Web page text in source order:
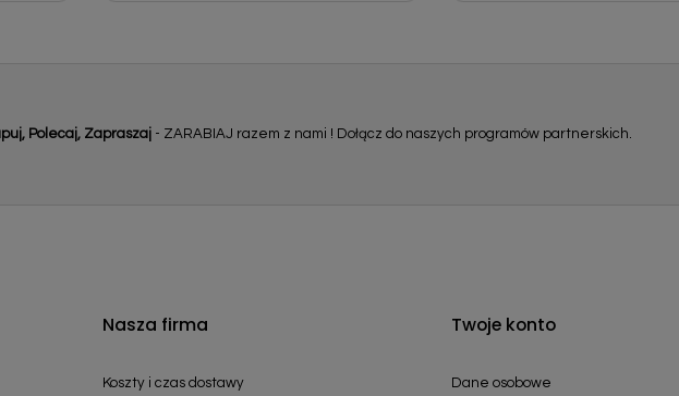
Polecaj, Zapraszaj - ZARABIAJ razem z nami ! Dołącz do naszych programów partnerskich.
Nasza firma
Koszty i czas dostawy
Twoje konto
Dane osobowe